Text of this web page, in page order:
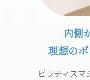
内側
理想の
ピラティス